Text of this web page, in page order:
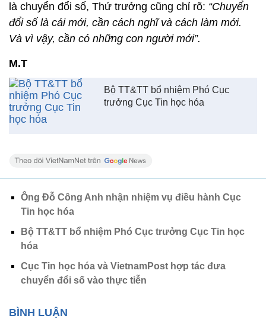
là chuyển đổi số, Thứ trưởng cũng chỉ rõ: “Chuyển
đổi số là cái mới, cần cách nghĩ và cách làm mới.
Và vì vậy, cần có những con người mới”.
M.T
Bộ TT&TT bổ nhiệm Phó Cục
trưởng Cục Tin học hóa
Ông Đỗ Công Anh nhận nhiệm vụ điều hành Cục
Tin học hóa
Bộ TT&TT bổ nhiệm Phó Cục trưởng Cục Tin học
hóa
Cục Tin học hóa và VietnamPost hợp tác đưa
chuyển đổi số vào thực tiễn